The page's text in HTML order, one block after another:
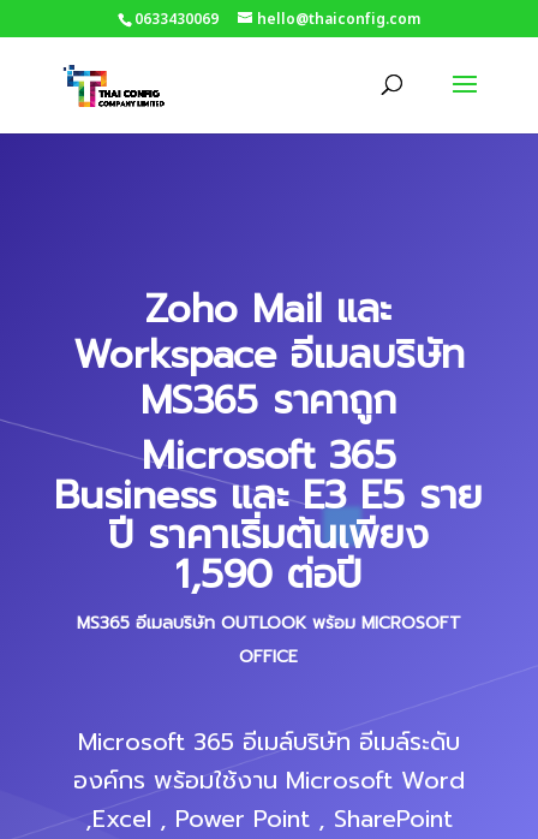
0633430069 hello@thaiconfig.com
Zoho Mail และ
Workspace อีเมลบริษัท
MS365 ราคาถูก
Microsoft 365
Business และ E3 E5 ราย
ปี ราคาเริ่มต้นเพียง
1,590 ต่อปี
MS365 อีเมลบริษัท OUTLOOK พร้อม MICROSOFT
OFFICE
Microsoft 365 อีเมล์บริษัท อีเมล์ระดับ
องค์กร พร้อมใช้งาน Microsoft Word
,Excel , Power Point , SharePoint